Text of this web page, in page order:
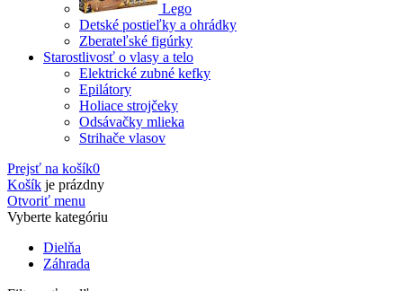
Lego
Detské postieľky a ohrádky
Zberateľské figúrky
Starostlivosť o vlasy a telo
Elektrické zubné kefky
Epilátory
Holiace strojčeky
Odsávačky mlieka
Strihače vlasov
Prejsť na košík0
Košík je prázdny
Otvoriť menu
Vyberte kategóriu
Dielňa
Záhrada